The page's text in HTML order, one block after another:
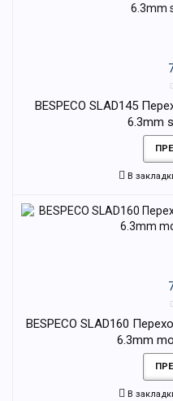
BESPECO SLAD145
6.3mm
В
BESPECO SLAD160
6.3mm
В